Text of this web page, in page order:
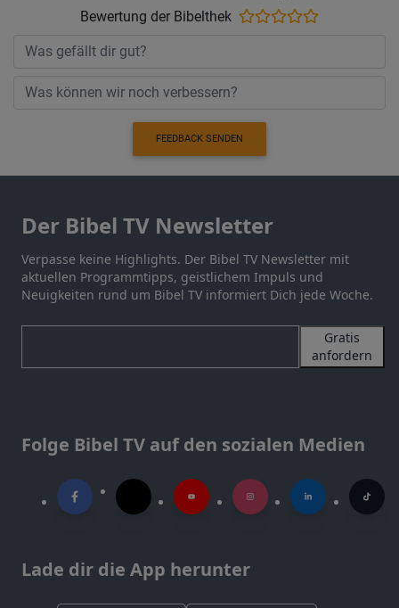
Bewertung der Bibelthek
FEEDBACK SENDEN
Der Bibel TV Newsletter
Verpasse keine Highlights. Der Bibel TV Newsletter mit
aktuellen Programmtipps, geistlichem Impuls und
Neuigkeiten rund um Bibel TV informiert Dich jede Woche.
Gratis
anfordern
Folge Bibel TV auf den sozialen Medien
Lade dir die App herunter